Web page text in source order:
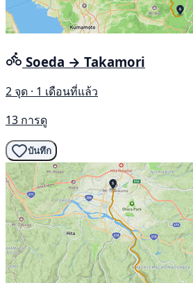
Soeda → Takamori
2 จุด · 1 เดือนที่แล้ว
13 การดู
บันทึก